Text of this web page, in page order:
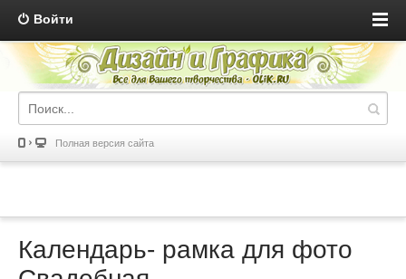
Войти
Полная версия сайта
Календарь- рамка для фото